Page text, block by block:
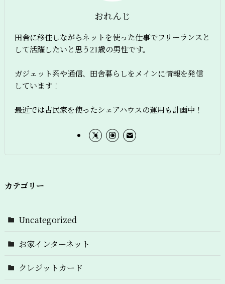
おれんじ
田舎に移住しながらネットを使った仕事でフリーランスと
して活躍したいと思う21歳の男性です。
ガジェット系や通信、田舎暮らしをメインに情報を発信
しています！
最近では古民家を使ったシェアハウスの運用も計画中！
カテゴリー
Uncategorized
お家インターネット
クレジットカード